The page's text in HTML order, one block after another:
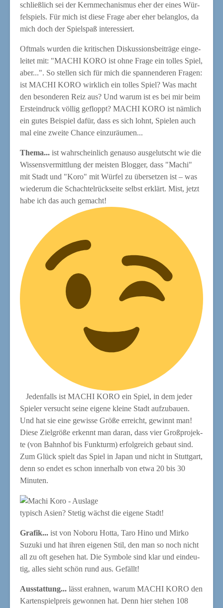
schließ­lich sei der Kern­me­cha­nis­mus eher der eines Wür­
fel­spiels. Für mich ist die­se Fra­ge aber eher belang­los, da
mich doch der Spiel­spaß interessiert.
Oft­mals wur­den die kri­ti­schen Dis­kus­si­ons­bei­trä­ge ein­ge­
lei­tet mit: "MACHI KORO ist ohne Fra­ge ein tol­les Spiel,
aber...". So stel­len sich für mich die span­nen­de­ren Fra­gen:
ist MACHI KORO wirk­lich ein tol­les Spiel? Was macht
den beson­de­ren Reiz aus? Und war­um ist es bei mir beim
Erst­ein­druck völ­lig gefloppt? MACHI KORO ist näm­lich
ein gutes Bei­spiel dafür, dass es sich lohnt, Spie­len auch
mal eine zwei­te Chan­ce einzuräumen...
The­ma... ist wahr­schein­lich genau­so aus­ge­lutscht wie die
Wis­sens­ver­mitt­lung der meis­ten Blog­ger, dass "Machi"
mit Stadt und "Koro" mit Wür­fel zu über­set­zen ist – was
wie­der­um die Schach­tel­rück­sei­te selbst erklärt. Mist, jetzt
habe ich das auch gemacht!
Jeden­falls ist MACHI KORO ein Spiel, in dem jeder
Spie­ler ver­sucht sei­ne eige­ne klei­ne Stadt auf­zu­bau­en.
Und hat sie eine gewis­se Grö­ße erreicht, gewinnt man!
Die­se Ziel­grö­ße erkennt man dar­an, dass vier Groß­pro­jek­
te (von Bahn­hof bis Funk­turm) erfolg­reich gebaut sind.
Zum Glück spielt das Spiel in Japan und nicht in Stutt­gart,
denn so endet es schon inner­halb von etwa 20 bis 30
Minuten.
typisch Asi­en? Ste­tig wächst die eige­ne Stadt!
Gra­fik... ist von Noboru Hot­ta, Taro Hino und Mir­ko
Suzu­ki und hat ihren eige­nen Stil, den man so noch nicht
all zu oft gese­hen hat. Die Sym­bo­le sind klar und ein­deu­
tig, alles sieht schön rund aus. Gefällt!
Aus­stat­tung... lässt erah­nen, war­um MACHI KORO den
Kar­ten­spiel­preis gewon­nen hat. Denn hier ste­hen 108